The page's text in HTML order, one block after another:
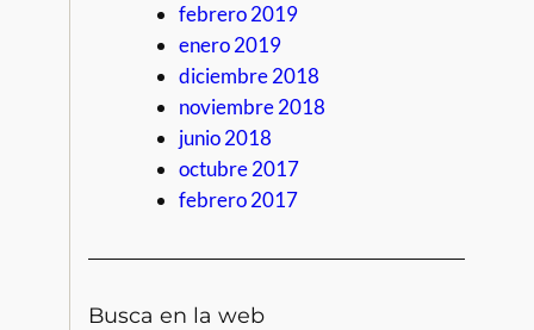
febrero 2019
enero 2019
diciembre 2018
noviembre 2018
junio 2018
octubre 2017
febrero 2017
Busca en la web